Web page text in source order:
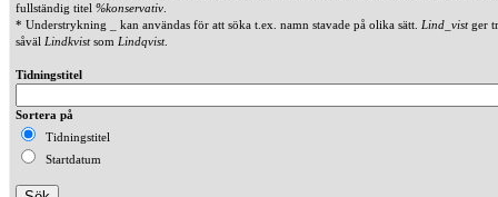
fullständig titel %konservativ
* Understrykning _ kan användas för att söka t.ex. namn stavade på olika sätt. Lind_vistger
såväl Lindkvistsom Lindqvist.
Tidningstitel
Sortera på
Tidningstitel
Startdatum